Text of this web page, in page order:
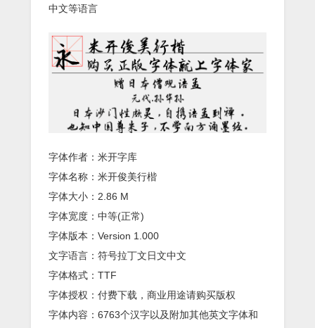
中文等语言
字体作者：米开字库
字体名称：米开俊美行楷
字体大小：2.86 M
字体宽度：中等(正常)
字体版本：Version 1.000
文字语言：符号拉丁文日文中文
字体格式：TTF
字体授权：付费下载，商业用途请购买版权
字体内容：6763个汉字以及附加其他英文字体和